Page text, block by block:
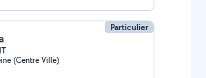
Particulier
(Centre Ville)